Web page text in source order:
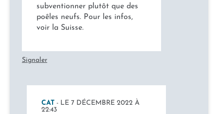
subventionner plutôt que des
poêles neufs. Pour les infos,
voir la Suisse.
Signaler
CAT - LE 7 DÉCEMBRE 2022 À
22:43